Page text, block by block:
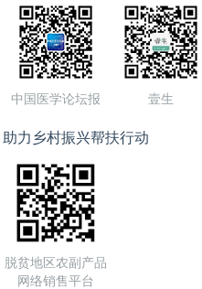
中国医学论坛报 壹生
助力乡村振兴帮扶行动
脱贫地区农副产品
网络销售平台